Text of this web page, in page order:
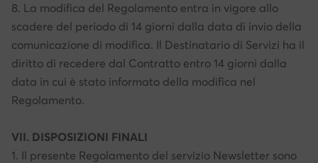
8. La modifica del Regolamento entra in vigore allo
scadere del periodo di 14 giorni dalla data di invio della
comunicazione di modifica. Il Destinatario di Servizi ha il
diritto di recedere dal Contratto entro 14 giorni dalla
data in cui è stato informato della modifica nel
Regolamento.
VII. DISPOSIZIONI FINALI
1. Il presente Regolamento del servizio Newsletter sono